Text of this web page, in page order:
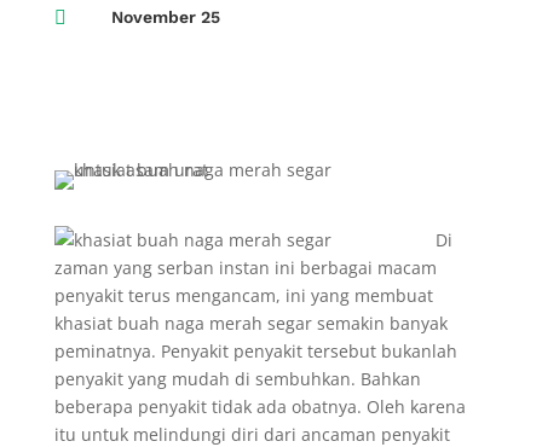
 November 25
Di
zaman yang serban instan ini berbagai macam
penyakit terus mengancam, ini yang membuat
khasiat buah naga merah segar semakin banyak
peminatnya. Penyakit penyakit tersebut bukanlah
penyakit yang mudah di sembuhkan. Bahkan
beberapa penyakit tidak ada obatnya. Oleh karena
itu untuk melindungi diri dari ancaman penyakit